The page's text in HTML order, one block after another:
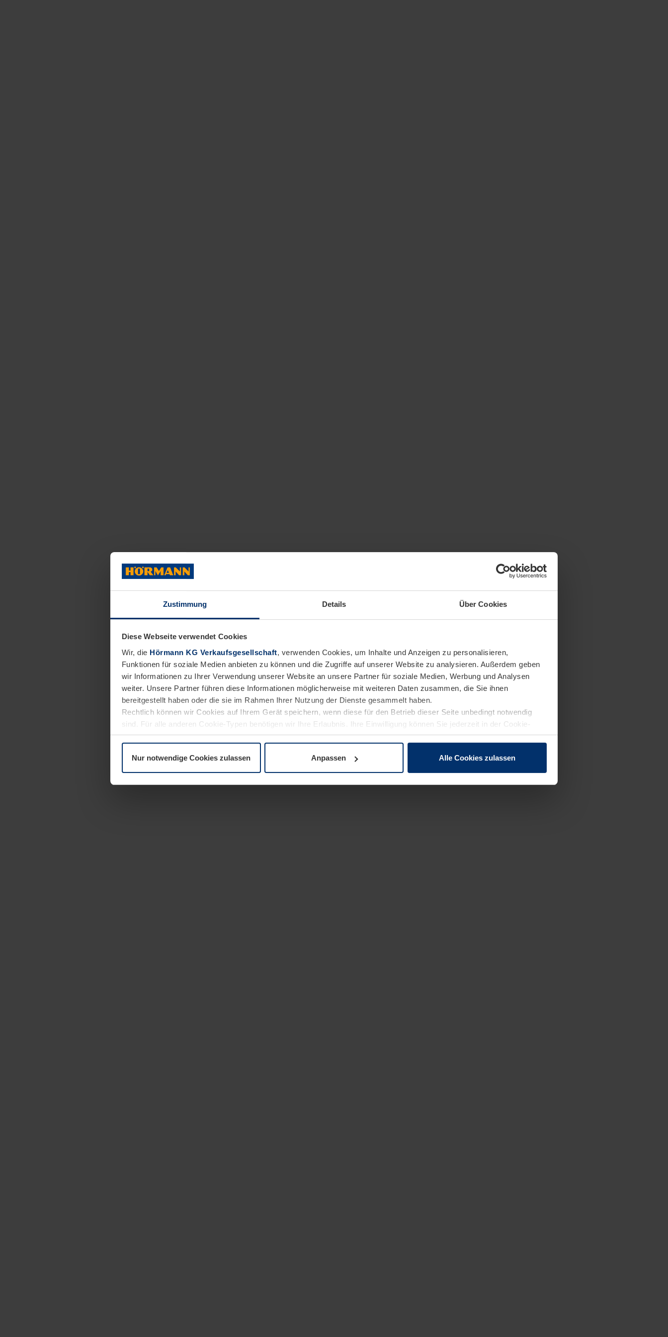
Zustimmung Details Über Cookies
Diese Webseite verwendet Cookies
Wir, die Hörmann KG Verkaufsgesellschaft, verwenden Cookies, um Inhalte und Anzeigen zu personalisieren,
Funktionen für soziale Medien anbieten zu können und die Zugriffe auf unserer Website zu analysieren. Außerdem geben
wir Informationen zu Ihrer Verwendung unserer Website an unsere Partner für soziale Medien, Werbung und Analysen
weiter. Unsere Partner führen diese Informationen möglicherweise mit weiteren Daten zusammen, die Sie ihnen
bereitgestellt haben oder die sie im Rahmen Ihrer Nutzung der Dienste gesammelt haben.
Rechtlich können wir Cookies auf Ihrem Gerät speichern, wenn diese für den Betrieb dieser Seite unbedingt notwendig
sind. Für alle anderen Cookie-Typen benötigen wir Ihre Erlaubnis. Ihre Einwilligung können Sie jederzeit in der Cookie-
Erläuterung auf der SeiteDatenschutzerklärungunserer Website ändern oder widerrufen.
Nur notwendige Cookies zulassen Anpassen Alle Cookies zulassen